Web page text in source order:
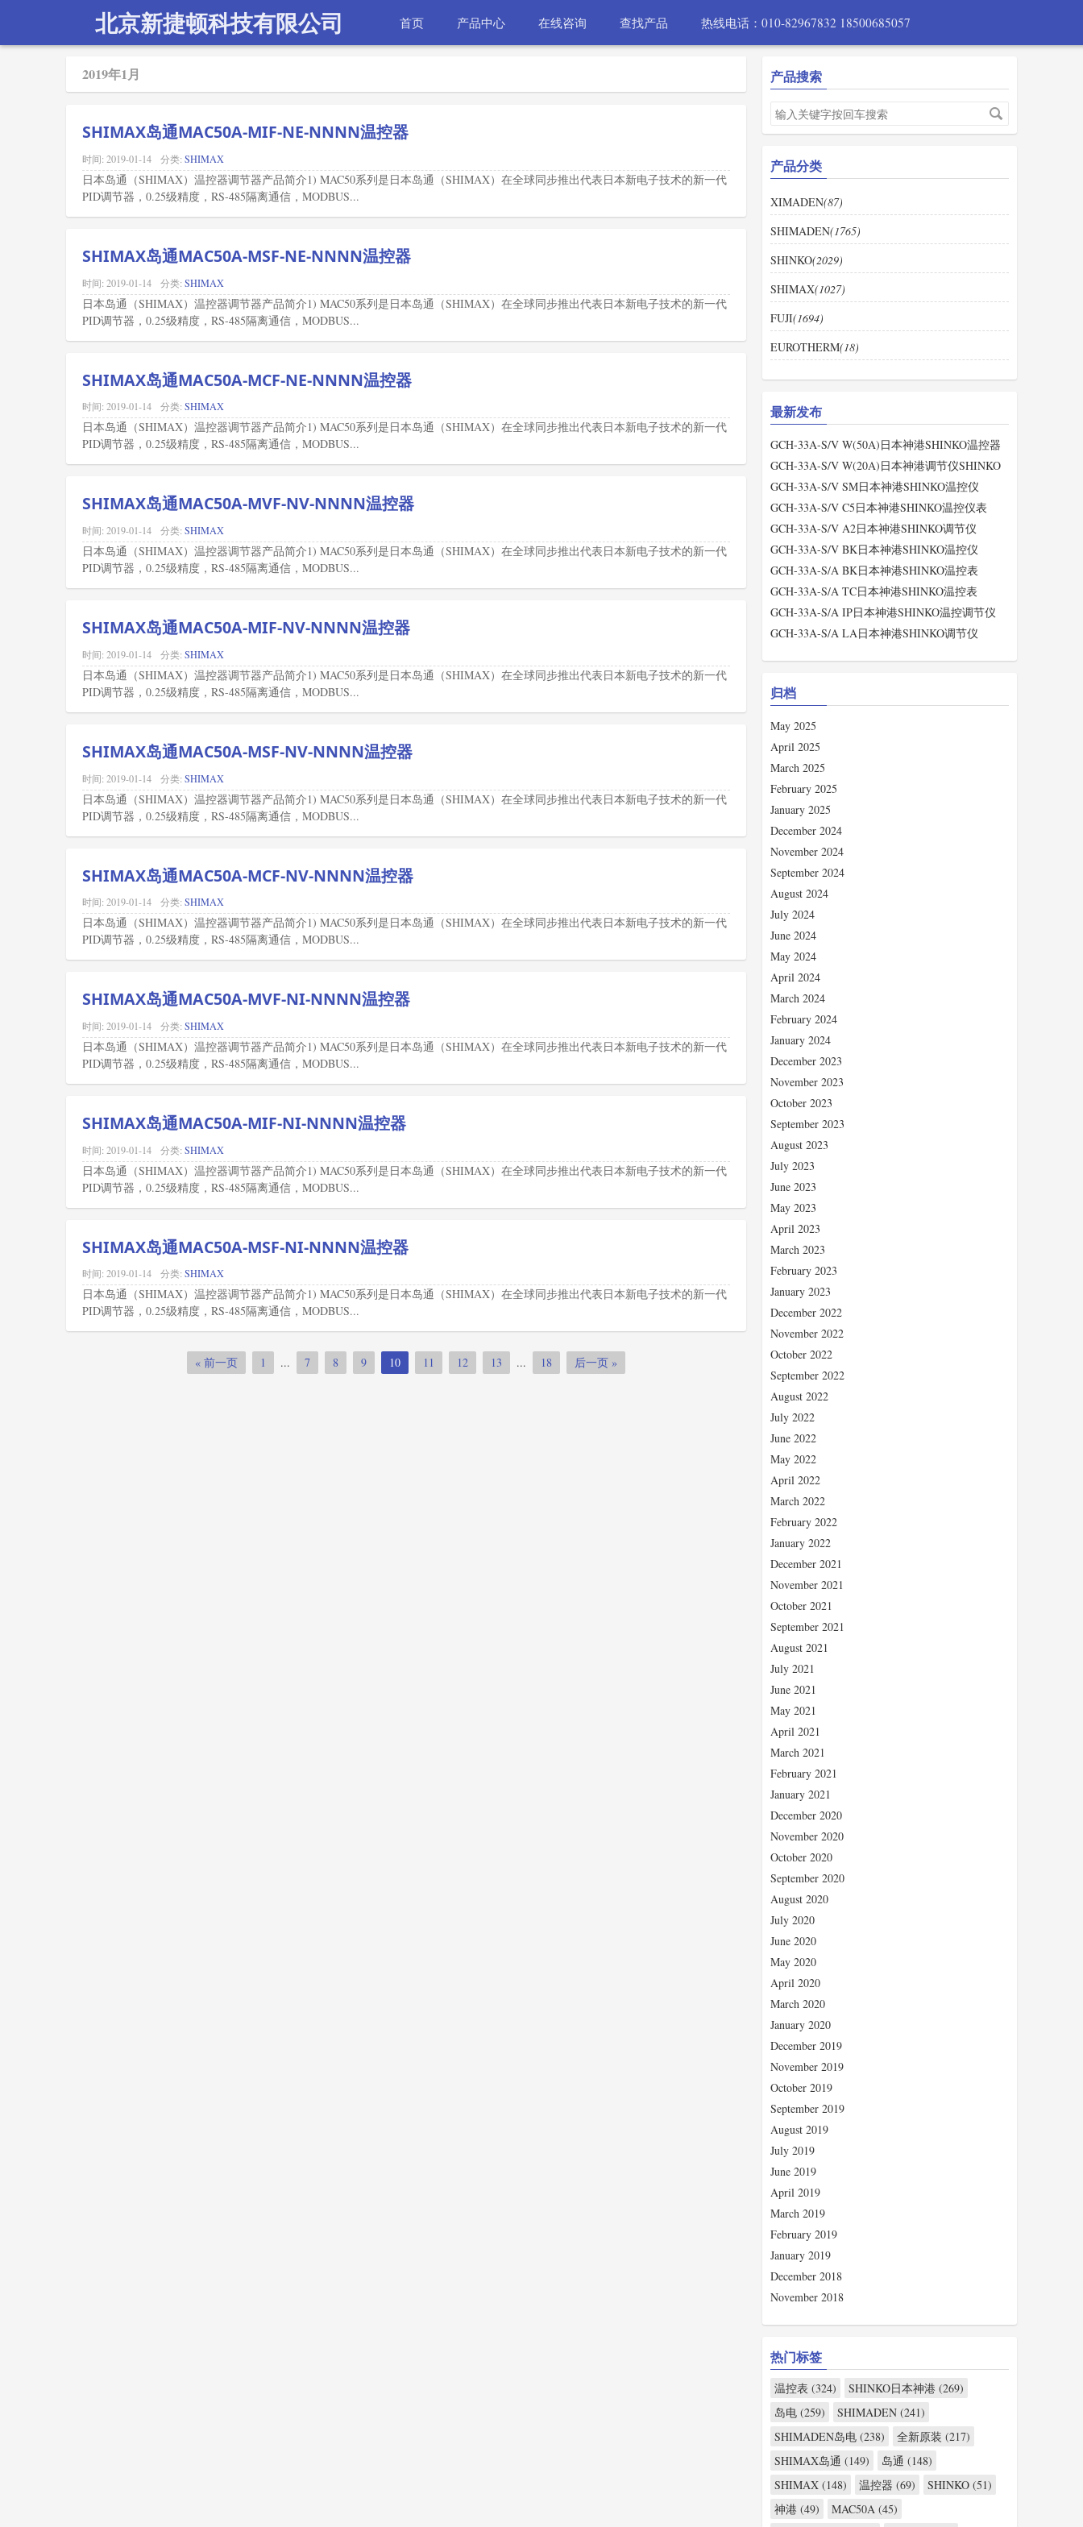
北京新捷顿科技有限公司 首页 产品中心 在线咨询 查找产品 热线电话：010-82967832 18500685057
2019年1月
SHIMAX岛通MAC50A-MIF-NE-NNNN温控器
时间: 2019-01-14 分类: SHIMAX
日本岛通（SHIMAX）温控器调节器产品简介1) MAC50系列是日本岛通（SHIMAX）在全球同步推出代表日本新电子技术的新一代
PID调节器，0.25级精度，RS-485隔离通信，MODBUS...
SHIMAX岛通MAC50A-MSF-NE-NNNN温控器
时间: 2019-01-14 分类: SHIMAX
日本岛通（SHIMAX）温控器调节器产品简介1) MAC50系列是日本岛通（SHIMAX）在全球同步推出代表日本新电子技术的新一代
PID调节器，0.25级精度，RS-485隔离通信，MODBUS...
SHIMAX岛通MAC50A-MCF-NE-NNNN温控器
时间: 2019-01-14 分类: SHIMAX
日本岛通（SHIMAX）温控器调节器产品简介1) MAC50系列是日本岛通（SHIMAX）在全球同步推出代表日本新电子技术的新一代
PID调节器，0.25级精度，RS-485隔离通信，MODBUS...
SHIMAX岛通MAC50A-MVF-NV-NNNN温控器
时间: 2019-01-14 分类: SHIMAX
日本岛通（SHIMAX）温控器调节器产品简介1) MAC50系列是日本岛通（SHIMAX）在全球同步推出代表日本新电子技术的新一代
PID调节器，0.25级精度，RS-485隔离通信，MODBUS...
SHIMAX岛通MAC50A-MIF-NV-NNNN温控器
时间: 2019-01-14 分类: SHIMAX
日本岛通（SHIMAX）温控器调节器产品简介1) MAC50系列是日本岛通（SHIMAX）在全球同步推出代表日本新电子技术的新一代
PID调节器，0.25级精度，RS-485隔离通信，MODBUS...
SHIMAX岛通MAC50A-MSF-NV-NNNN温控器
时间: 2019-01-14 分类: SHIMAX
日本岛通（SHIMAX）温控器调节器产品简介1) MAC50系列是日本岛通（SHIMAX）在全球同步推出代表日本新电子技术的新一代
PID调节器，0.25级精度，RS-485隔离通信，MODBUS...
SHIMAX岛通MAC50A-MCF-NV-NNNN温控器
时间: 2019-01-14 分类: SHIMAX
日本岛通（SHIMAX）温控器调节器产品简介1) MAC50系列是日本岛通（SHIMAX）在全球同步推出代表日本新电子技术的新一代
PID调节器，0.25级精度，RS-485隔离通信，MODBUS...
SHIMAX岛通MAC50A-MVF-NI-NNNN温控器
时间: 2019-01-14 分类: SHIMAX
日本岛通（SHIMAX）温控器调节器产品简介1) MAC50系列是日本岛通（SHIMAX）在全球同步推出代表日本新电子技术的新一代
PID调节器，0.25级精度，RS-485隔离通信，MODBUS...
SHIMAX岛通MAC50A-MIF-NI-NNNN温控器
时间: 2019-01-14 分类: SHIMAX
日本岛通（SHIMAX）温控器调节器产品简介1) MAC50系列是日本岛通（SHIMAX）在全球同步推出代表日本新电子技术的新一代
PID调节器，0.25级精度，RS-485隔离通信，MODBUS...
SHIMAX岛通MAC50A-MSF-NI-NNNN温控器
时间: 2019-01-14 分类: SHIMAX
日本岛通（SHIMAX）温控器调节器产品简介1) MAC50系列是日本岛通（SHIMAX）在全球同步推出代表日本新电子技术的新一代
PID调节器，0.25级精度，RS-485隔离通信，MODBUS...
« 前一页 1 ... 7 8 9 10 11 12 13 ... 18 后一页 »
产品搜索
产品分类
XIMADEN(87)
SHIMADEN(1765)
SHINKO(2029)
SHIMAX(1027)
FUJI(1694)
EUROTHERM(18)
最新发布
GCH-33A-S/V W(50A)日本神港SHINKO温控器
GCH-33A-S/V W(20A)日本神港调节仪SHINKO
GCH-33A-S/V SM日本神港SHINKO温控仪
GCH-33A-S/V C5日本神港SHINKO温控仪表
GCH-33A-S/V A2日本神港SHINKO调节仪
GCH-33A-S/V BK日本神港SHINKO温控仪
GCH-33A-S/A BK日本神港SHINKO温控表
GCH-33A-S/A TC日本神港SHINKO温控表
GCH-33A-S/A IP日本神港SHINKO温控调节仪
GCH-33A-S/A LA日本神港SHINKO调节仪
归档
May 2025
April 2025
March 2025
February 2025
January 2025
December 2024
November 2024
September 2024
August 2024
July 2024
June 2024
May 2024
April 2024
March 2024
February 2024
January 2024
December 2023
November 2023
October 2023
September 2023
August 2023
July 2023
June 2023
May 2023
April 2023
March 2023
February 2023
January 2023
December 2022
November 2022
October 2022
September 2022
August 2022
July 2022
June 2022
May 2022
April 2022
March 2022
February 2022
January 2022
December 2021
November 2021
October 2021
September 2021
August 2021
July 2021
June 2021
May 2021
April 2021
March 2021
February 2021
January 2021
December 2020
November 2020
October 2020
September 2020
August 2020
July 2020
June 2020
May 2020
April 2020
March 2020
January 2020
December 2019
November 2019
October 2019
September 2019
August 2019
July 2019
June 2019
April 2019
March 2019
February 2019
January 2019
December 2018
November 2018
热门标签
温控表 (324)
SHINKO日本神港 (269)
岛电 (259)
SHIMADEN (241)
SHIMADEN岛电 (238)
全新原装 (217)
SHIMAX岛通 (149)
岛通 (148)
SHIMAX (148)
温控器 (69)
SHINKO (51)
神港 (49)
MAC50A (45)